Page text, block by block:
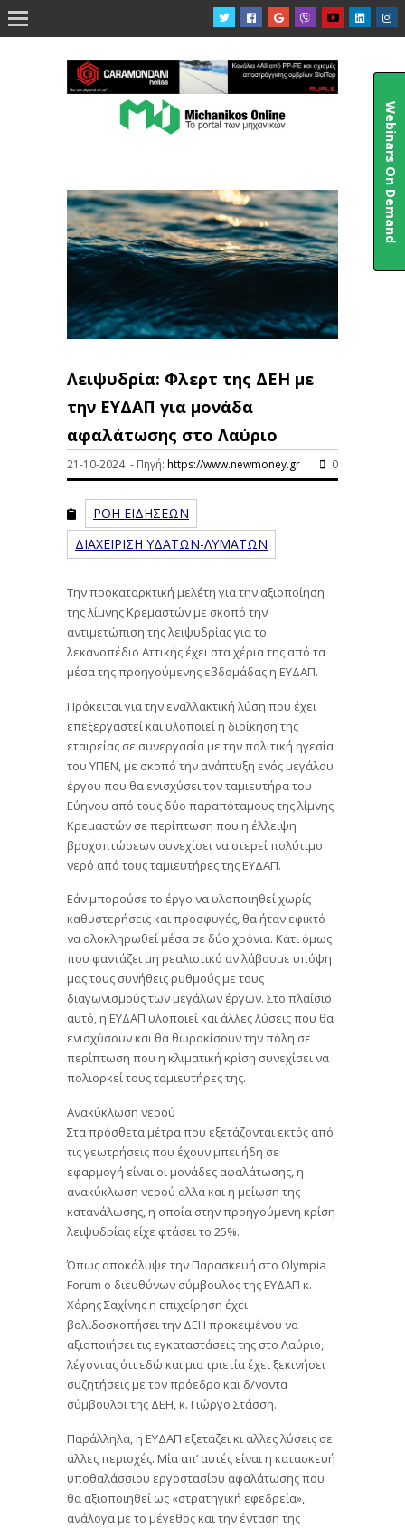

Λειψυδρία: Φλερτ της ΔΕΗ με
την ΕΥΔΑΠ για μονάδα
αφαλάτωσης στο Λαύριο
21-10-2024 - Πηγή: https://www.newmoney.gr 0
ΡΟΗ ΕΙΔΗΣΕΩΝ
ΔΙΑΧΕΙΡΙΣΗ ΥΔΑΤΩΝ-ΛΥΜΑΤΩΝ
Την προκαταρκτική μελέτη για την αξιοποίηση
της λίμνης Κρεμαστών με σκοπό την
αντιμετώπιση της λειψυδρίας για το
λεκανοπέδιο Αττικής έχει στα χέρια της από τα
μέσα της προηγούμενης εβδομάδας η ΕΥΔΑΠ.
Πρόκειται για την εναλλακτική λύση που έχει
επεξεργαστεί και υλοποιεί η διοίκηση της
εταιρείας σε συνεργασία με την πολιτική ηγεσία
του ΥΠΕΝ, με σκοπό την ανάπτυξη ενός μεγάλου
έργου που θα ενισχύσει τον ταμιευτήρα του
Εύηνου από τους δύο παραπόταμους της λίμνης
Κρεμαστών σε περίπτωση που η έλλειψη
βροχοπτώσεων συνεχίσει να στερεί πολύτιμο
νερό από τους ταμιευτήρες της ΕΥΔΑΠ.
Εάν μπορούσε το έργο να υλοποιηθεί χωρίς
καθυστερήσεις και προσφυγές, θα ήταν εφικτό
να ολοκληρωθεί μέσα σε δύο χρόνια. Κάτι όμως
που φαντάζει μη ρεαλιστικό αν λάβουμε υπόψη
μας τους συνήθεις ρυθμούς με τους
διαγωνισμούς των μεγάλων έργων. Στο πλαίσιο
αυτό, η ΕΥΔΑΠ υλοποιεί και άλλες λύσεις που θα
ενισχύσουν και θα θωρακίσουν την πόλη σε
περίπτωση που η κλιματική κρίση συνεχίσει να
πολιορκεί τους ταμιευτήρες της.
Ανακύκλωση νερού
Στα πρόσθετα μέτρα που εξετάζονται εκτός από
τις γεωτρήσεις που έχουν μπει ήδη σε
εφαρμογή είναι οι μονάδες αφαλάτωσης, η
ανακύκλωση νερού αλλά και η μείωση της
κατανάλωσης, η οποία στην προηγούμενη κρίση
λειψυδρίας είχε φτάσει το 25%.
Όπως αποκάλυψε την Παρασκευή στο Olympia
Forum ο διευθύνων σύμβουλος της ΕΥΔΑΠ κ.
Χάρης Σαχίνης η επιχείρηση έχει
βολιδοσκοπήσει την ΔΕΗ προκειμένου να
αξιοποιήσει τις εγκαταστάσεις της στο Λαύριο,
λέγοντας ότι εδώ και μια τριετία έχει ξεκινήσει
συζητήσεις με τον πρόεδρο και δ/νοντα
σύμβουλοι της ΔΕΗ, κ. Γιώργο Στάσση.
Παράλληλα, η ΕΥΔΑΠ εξετάζει κι άλλες λύσεις σε
άλλες περιοχές. Μία απ’ αυτές είναι η κατασκευή
υποθαλάσσιου εργοστασίου αφαλάτωσης που
θα αξιοποιηθεί ως «στρατηγική εφεδρεία»,
ανάλογα με το μέγεθος και την ένταση της
Webinars On Demand